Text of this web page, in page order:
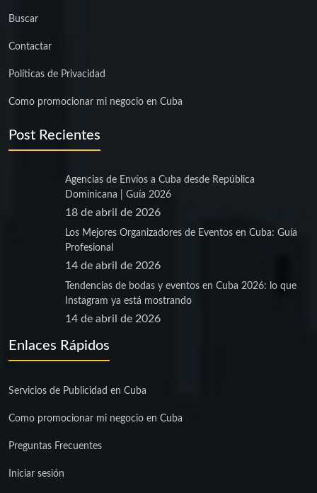
Buscar
Contactar
Políticas de Privacidad
Como promocionar mi negocio en Cuba
Post Recientes
Agencias de Envíos a Cuba desde República
Dominicana | Guía 2026
18 de abril de 2026
Los Mejores Organizadores de Eventos en Cuba: Guía
Profesional
14 de abril de 2026
Tendencias de bodas y eventos en Cuba 2026: lo que
Instagram ya está mostrando
14 de abril de 2026
Enlaces Rápidos
Servicios de Publicidad en Cuba
Como promocionar mi negocio en Cuba
Preguntas Frecuentes
Iniciar sesión